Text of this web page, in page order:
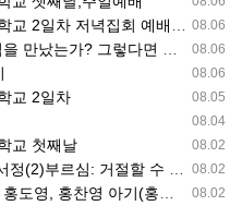
08.06
2일차 저녁집회 예배 실황
08.06
의 삶은 어떠한가? 자신을 돌아 봅니다.
08.06
08.05
교 2일차
08.04
08.02
교 첫째날
08.02
: 거절할 수 없는 은혜의 시작
08.02
아기(홍석진, 임자현 집사 가정)